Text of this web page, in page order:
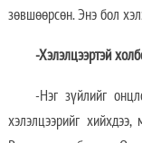
зөвшөөрсөн. Энэ бол
-Хэлэлцээртэй
-Нэг зүйлийг
хэлэлцээрийг